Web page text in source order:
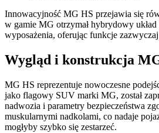
Innowacyjność MG HS przejawia się
w gamie MG otrzymał hybrydowy
wyposażenia, oferując funkcje
Wygląd i konstrukcja
MG HS reprezentuje nowoczesne
jako flagowy SUV marki MG, został
nadwozia i parametry bezpieczeństwa
muskularnymi nadkolami, co nadaje
mogłyby szybko się zestarzeć.